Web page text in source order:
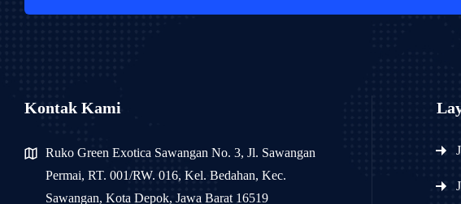
Kontak Kami
Ruko Green Exotica Sawangan No. 3, Jl. Sawangan
Permai, RT. 001/RW. 016, Kel. Bedahan, Kec.
Sawangan, Kota Depok, Jawa Barat 16519